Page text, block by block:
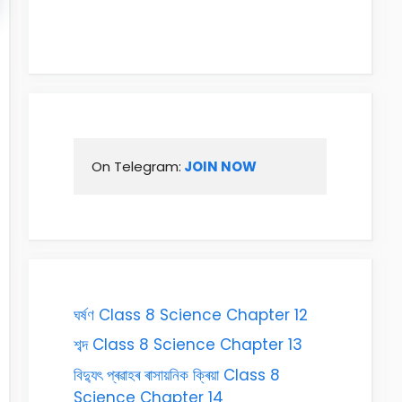
On Telegram: JOIN NOW
ঘৰ্ষণ Class 8 Science Chapter 12
শব্দ Class 8 Science Chapter 13
বিদ্যুৎ প্ৰৱাহৰ ৰাসায়নিক ক্ৰিয়া Class 8
Science Chapter 14